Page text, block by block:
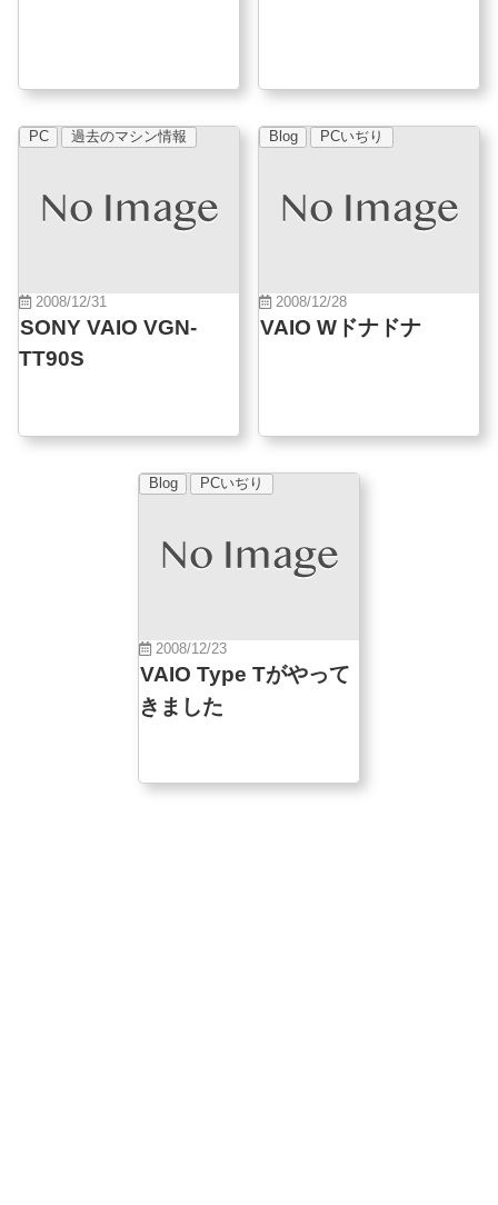
PC 過去のマシン情報
2008/12/31
SONY VAIO VGN-
TT90S
Blog PCいぢり
2008/12/28
VAIO Wドナドナ
Blog PCいぢり
2008/12/23
VAIO Type Tがやって
きました